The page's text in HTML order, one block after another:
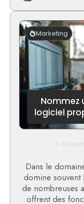
Nommez
logiciel
Marketing
3
Dans le
domine souvent
de nombreuses
offrent des